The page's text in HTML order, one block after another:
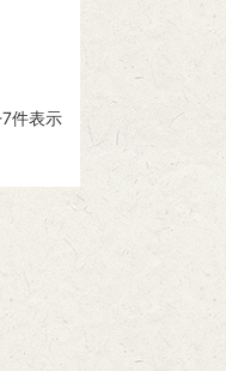
7件表示